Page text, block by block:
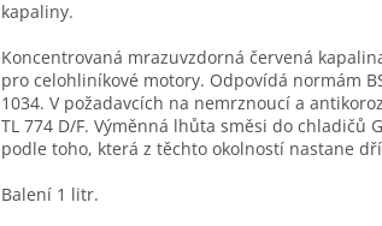
kapaliny.
Koncentrovaná mrazuvzdorná červená
pro celohliníkové motory. Odpovídá normám
1034. V požadavcích na nemrznoucí a
TL 774 D/F. Výměnná lhůta směsi do chladičů
podle toho, která z těchto okolností nastane
Balení 1 litr.